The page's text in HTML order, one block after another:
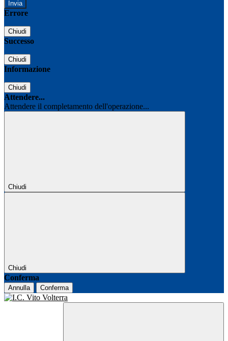
Errore
Chiudi
Successo
Chiudi
Informazione
Chiudi
Attendere...
Attendere il completamento dell'operazione...
Chiudi
Chiudi
Conferma
Annulla Conferma